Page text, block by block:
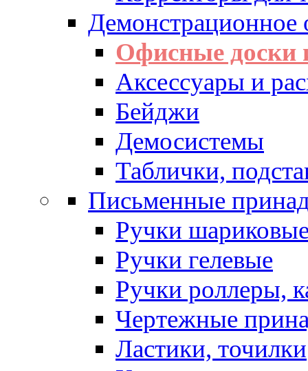
Демонстрационное
Офисные доски
Аксессуары и
Бейджи
Демосистемы
Таблички,
Письменные
Ручки
Ручки гелевые
Ручки роллеры,
Чертежные
Ластики, точилки